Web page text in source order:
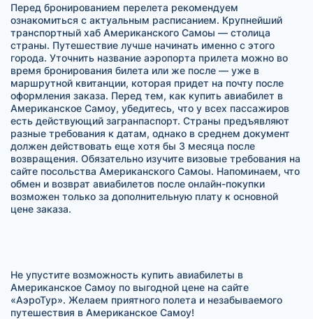
Перед бронированием перелета рекомендуем
ознакомиться с актуальным расписанием. Крупнейший
транспортный хаб Американского Самоы — столица
страны. Путешествие лучше начинать именно с этого
города. Уточнить название аэропорта прилета можно во
время бронирования билета или же после — уже в
маршрутной квитанции, которая придет на почту после
оформления заказа. Перед тем, как купить авиабилет в
Американское Самоу, убедитесь, что у всех пассажиров
есть действующий загранпаспорт. Страны предъявляют
разные требования к датам, однако в среднем документ
должен действовать еще хотя бы 3 месяца после
возвращения. Обязательно изучите визовые требования на
сайте посольства Американского Самоы. Напоминаем, что
обмен и возврат авиабилетов после онлайн-покупки
возможен только за дополнительную плату к основной
цене заказа.
Не упустите возможность купить авиабилеты в
Американское Самоу по выгодной цене на сайте
«АэроТур». Желаем приятного полета и незабываемого
путешествия в Американское Самоу!